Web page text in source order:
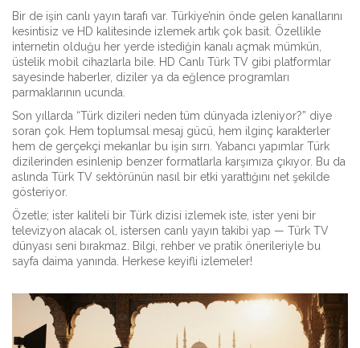
Bir de işin canlı yayın tarafı var. Türkiye’nin önde gelen kanallarını
kesintisiz ve HD kalitesinde izlemek artık çok basit. Özellikle
internetin olduğu her yerde istediğin kanalı açmak mümkün,
üstelik mobil cihazlarla bile. HD Canlı Türk TV gibi platformlar
sayesinde haberler, diziler ya da eğlence programları
parmaklarının ucunda.
Son yıllarda “Türk dizileri neden tüm dünyada izleniyor?” diye
soran çok. Hem toplumsal mesaj gücü, hem ilginç karakterler
hem de gerçekçi mekanlar bu işin sırrı. Yabancı yapımlar Türk
dizilerinden esinlenip benzer formatlarla karşımıza çıkıyor. Bu da
aslında Türk TV sektörünün nasıl bir etki yarattığını net şekilde
gösteriyor.
Özetle; ister kaliteli bir Türk dizisi izlemek iste, ister yeni bir
televizyon alacak ol, istersen canlı yayın takibi yap — Türk TV
dünyası seni bırakmaz. Bilgi, rehber ve pratik önerileriyle bu
sayfa daima yanında. Herkese keyifli izlemeler!